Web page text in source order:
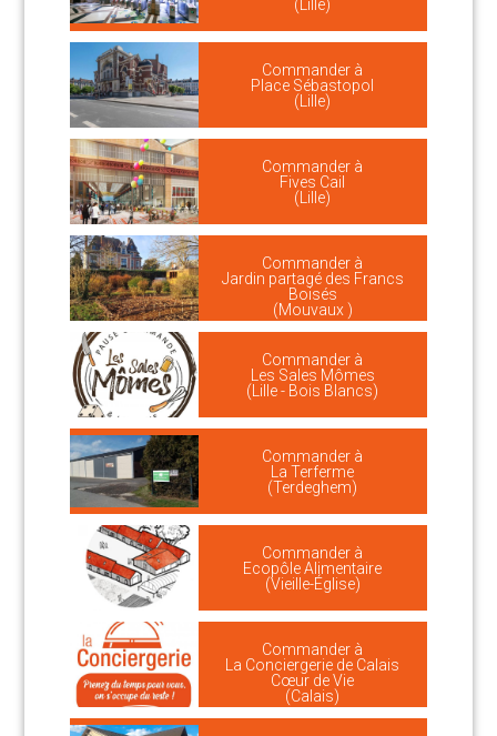
(Lille)
Commander à
Place Sébastopol
(Lille)
Commander à
Fives Cail
(Lille)
Commander à
Jardin partagé des Francs
Boisés
(Mouvaux )
Commander à
Les Sales Mômes
(Lille - Bois Blancs)
Commander à
La Terferme
(Terdeghem)
Commander à
Ecopôle Alimentaire
(Vieille-Église)
Commander à
La Conciergerie de Calais
Cœur de Vie
(Calais)